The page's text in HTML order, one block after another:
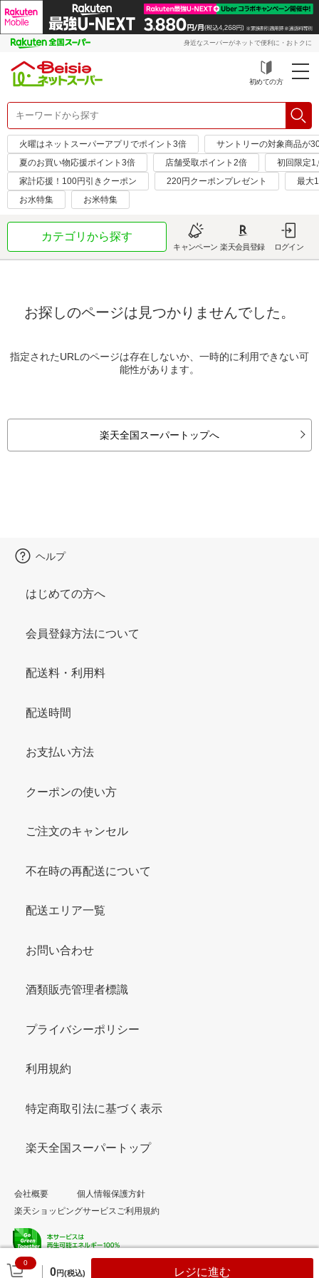
身近なスーパーがネットで便利に・おトクに
初めての方
火曜はネットスーパーアプリでポイント3倍
サントリーの対象商品が
夏のお買い物応援ポイント3倍
店舗受取ポイント2倍
初回限定
家計応援！100円引きクーポン
220円クーポンプレゼント
最大
お水特集
お米特集
カテゴリから探す
キャンペーン 楽天会員登録 ログイン
お探しのページは見つかりませんでした。
指定されたURLのページは存在しないか、一時的に利用できない可
能性があります。
楽天全国スーパートップへ
0
0円(税込) レジに進む
ヘルプ
はじめての方へ
会員登録方法について
配送料・利用料
配送時間
お支払い方法
クーポンの使い方
ご注文のキャンセル
不在時の再配送について
配送エリア一覧
お問い合わせ
酒類販売管理者標識
プライバシーポリシー
利用規約
特定商取引法に基づく表示
楽天全国スーパートップ
会社概要
個人情報保護方針
楽天ショッピングサービスご利用規約
© Rakuten Group, Inc.